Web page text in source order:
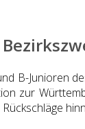
B-Junioren
zur